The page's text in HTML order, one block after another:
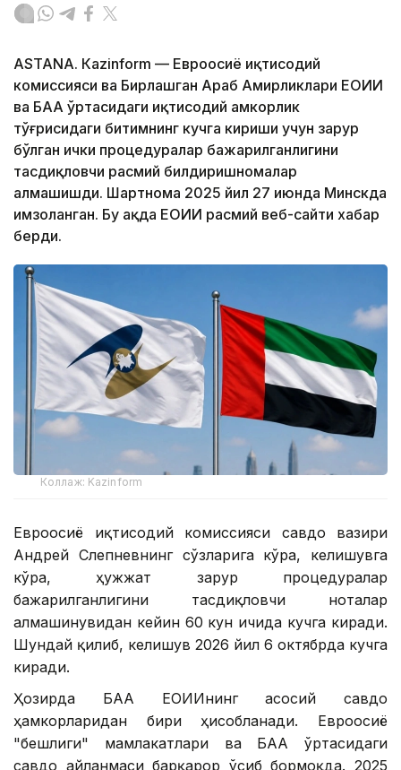
ASTANА. Кazinform — Евроосиё иқтисодий
комиссияси ва Бирлашган Араб Амирликлари ЕОИИ
ва БАА ўртасидаги иқтисодий ҳамкорлик
тўғрисидаги битимнинг кучга кириши учун зарур
бўлган ички процедуралар бажарилганлигини
тасдиқловчи расмий билдиришномалар
алмашишди. Шартнома 2025 йил 27 июнда Минскда
имзоланган. Бу ҳақда ЕОИИ расмий веб-сайти хабар
берди.
Коллаж: Kazinform
Евроосиё иқтисодий комиссияси савдо вазири
Андрей Слепневнинг сўзларига кўра, келишувга
кўра, ҳужжат зарур процедуралар
бажарилганлигини тасдиқловчи ноталар
алмашинувидан кейин 60 кун ичида кучга киради.
Шундай қилиб, келишув 2026 йил 6 октябрда кучга
киради.
Ҳозирда БАА ЕОИИнинг асосий савдо
ҳамкорларидан бири ҳисобланади. Евроосиё
"бешлиги" мамлакатлари ва БАА ўртасидаги
савдо айланмаси барқарор ўсиб бормоқда. 2025